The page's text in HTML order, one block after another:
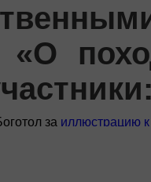
«О
за иллюстрацию